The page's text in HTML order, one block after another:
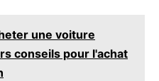
une voiture
conseils pour l'achat